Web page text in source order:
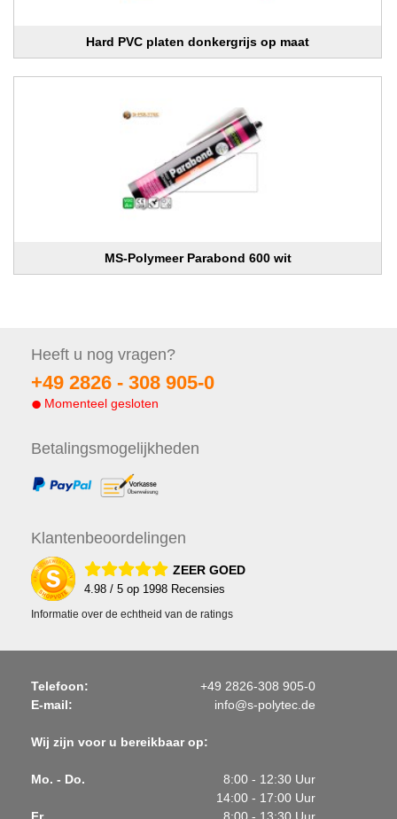
Hard PVC platen donkergrijs op maat
MS-Polymeer Parabond 600 wit
Heeft u nog vragen?
+49 2826 - 308 905-0
Momenteel gesloten
Betalingsmogelijkheden
Klantenbeoordelingen
ZEER GOED
4.98 / 5 op 1998 Recensies
Informatie over de echtheid van de ratings
Telefoon:
+49 2826-308 905-0
E-mail:
info@s-polytec.de
Wij zijn voor u bereikbaar op:
Mo. - Do.
8:00 - 12:30 Uur
14:00 - 17:00 Uur